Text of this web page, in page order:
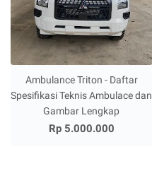
Ambulance Triton - Daftar
Spesifikasi Teknis Ambulace dan
Gambar Lengkap
Rp 5.000.000